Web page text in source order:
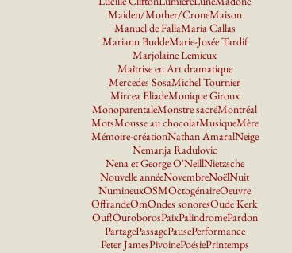
Maiden/Mother/CroneMaison
Manuel de FallaMaria Callas
Mariann BuddeMarie-Josée Tardif
Marjolaine Lemieux
Maîtrise en Art dramatique
Mercedes SosaMichel Tournier
Mircea EliadeMonique Giroux
MonoparentaleMonstre sacréMontréal
MotsMousse au chocolatMusiqueMère
Mémoire-créationNathan AmaralNeige
Nemanja Radulovic
Nena et George O'NeillNietzsche
Nouvelle annéeNovembreNoëlNuit
NumineuxOSMOctogénaireOeuvre
OffrandeOmOndes sonoresOude Kerk
Ouf!OuroborosPaixPalindromePardon
PartagePassagePausePerformance
Peter JamesPivoinePoésiePrintemps